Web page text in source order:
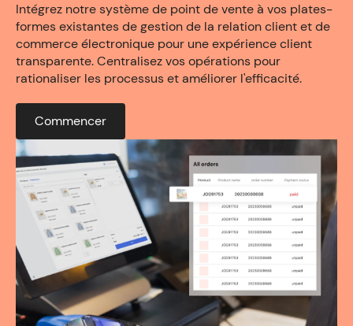
Intégrez notre système de point de vente à vos plates-
formes existantes de gestion de la relation client et de
commerce électronique pour une expérience client
transparente. Centralisez vos opérations pour
rationaliser les processus et améliorer l'efficacité.
Commencer